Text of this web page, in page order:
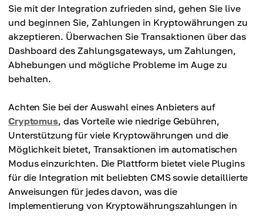
Sie mit der Integration zufrieden sind, gehen Sie live
und beginnen Sie, Zahlungen in Kryptowährungen zu
akzeptieren. Überwachen Sie Transaktionen über das
Dashboard des Zahlungsgateways, um Zahlungen,
Abhebungen und mögliche Probleme im Auge zu
behalten.
Achten Sie bei der Auswahl eines Anbieters auf
Cryptomus, das Vorteile wie niedrige Gebühren,
Unterstützung für viele Kryptowährungen und die
Möglichkeit bietet, Transaktionen im automatischen
Modus einzurichten. Die Plattform bietet viele Plugins
für die Integration mit beliebten CMS sowie detaillierte
Anweisungen für jedes davon, was die
Implementierung von Kryptowährungszahlungen in